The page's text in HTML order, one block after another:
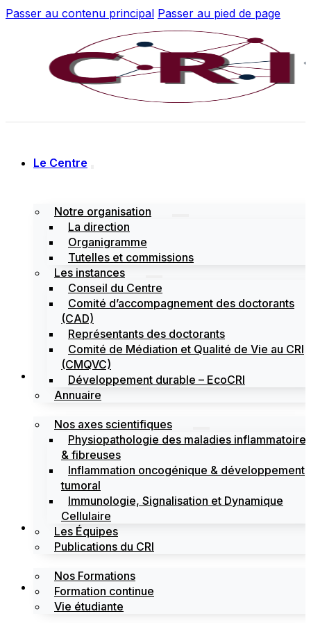
Passer au contenu principal Passer au pied de page
Le Centre
Notre organisation
La direction
Organigramme
Tutelles et commissions
Les instances
Conseil du Centre
Comité d’accompagnement des doctorants
(CAD)
Représentants des doctorants
Comité de Médiation et Qualité de Vie au CRI
(CMQVC)
Développement durable – EcoCRI
Annuaire
Recherche
Nos axes scientifiques
Physiopathologie des maladies inflammatoires
& fibreuses
Inflammation oncogénique & développement
tumoral
Immunologie, Signalisation et Dynamique
Cellulaire
Les Équipes
Publications du CRI
Formations
Nos Formations
Formation continue
Vie étudiante
Labels